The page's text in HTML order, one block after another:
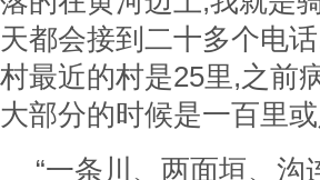
天都会接到二十多个电
村最近的村是25里,之前
大部分的时候是一百里
“一条川、两面垣、